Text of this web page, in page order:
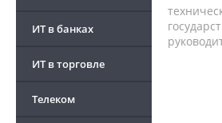
ИТ в банках
ИТ в торговле
Телеком